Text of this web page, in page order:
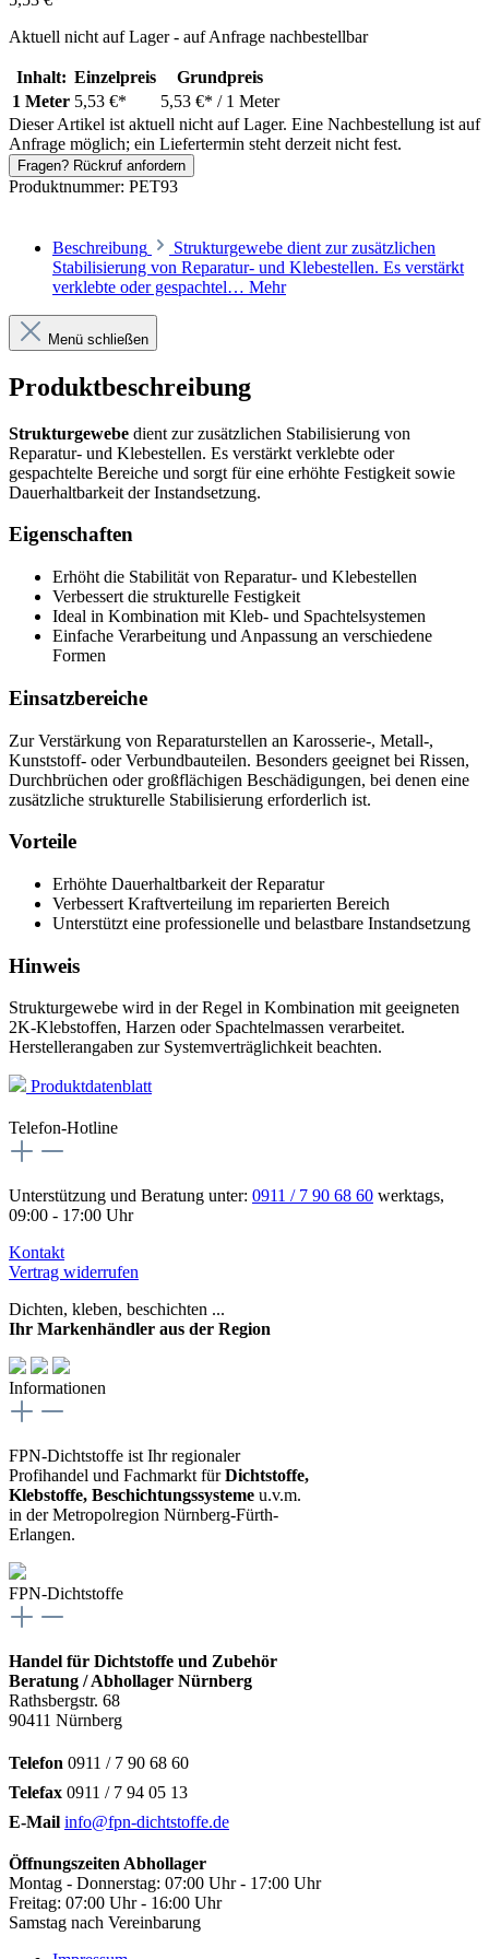
Aktuell nicht auf Lager - auf Anfrage nachbestellbar
Inhalt: Einzelpreis
Grundpreis
1 Meter 5,53 €* 5,53 €* / 1 Meter
Dieser Artikel ist aktuell nicht auf Lager. Eine Nachbestellung ist auf
Anfrage möglich; ein Liefertermin steht derzeit nicht fest.
Fragen? Rückruf anfordern
Produktnummer: PET93
Beschreibung
Strukturgewebe dient zur zusätzlichen
Stabilisierung von Reparatur- und Klebestellen. Es verstärkt
verklebte oder gespachtel… Mehr
Menü schließen
Produktbeschreibung
Strukturgewebe dient zur zusätzlichen Stabilisierung von
Reparatur- und Klebestellen. Es verstärkt verklebte oder
gespachtelte Bereiche und sorgt für eine erhöhte Festigkeit sowie
Dauerhaltbarkeit der Instandsetzung.
Eigenschaften
Erhöht die Stabilität von Reparatur- und Klebestellen
Verbessert die strukturelle Festigkeit
Ideal in Kombination mit Kleb- und Spachtelsystemen
Einfache Verarbeitung und Anpassung an verschiedene
Formen
Einsatzbereiche
Zur Verstärkung von Reparaturstellen an Karosserie-, Metall-,
Kunststoff- oder Verbundbauteilen. Besonders geeignet bei Rissen,
Durchbrüchen oder großflächigen Beschädigungen, bei denen eine
zusätzliche strukturelle Stabilisierung erforderlich ist.
Vorteile
Erhöhte Dauerhaltbarkeit der Reparatur
Verbessert Kraftverteilung im reparierten Bereich
Unterstützt eine professionelle und belastbare Instandsetzung
Hinweis
Strukturgewebe wird in der Regel in Kombination mit geeigneten
2K-Klebstoffen, Harzen oder Spachtelmassen verarbeitet.
Herstellerangaben zur Systemverträglichkeit beachten.
Produktdatenblatt
Telefon-Hotline
Unterstützung und Beratung unter: 0911 / 7 90 68 60 werktags,
09:00 - 17:00 Uhr
Kontakt
Vertrag widerrufen
Dichten, kleben, beschichten ...
Ihr Markenhändler aus der Region
Informationen
FPN-Dichtstoffe ist Ihr regionaler
Profihandel und Fachmarkt fürDichtstoffe,
Klebstoffe, Beschichtungssysteme u.v.m.
in der Metropolregion Nürnberg-Fürth-
Erlangen.
FPN-Dichtstoffe
Handel für Dichtstoffe und Zubehör
Beratung / Abhollager Nürnberg
Rathsbergstr. 68
90411 Nürnberg
Telefon 0911 / 7 90 68 60
Telefax 0911 / 7 94 05 13
E-Mail info@fpn-dichtstoffe.de
Öffnungszeiten Abhollager
Montag - Donnerstag: 07:00 Uhr - 17:00 Uhr
Freitag: 07:00 Uhr - 16:00 Uhr
Samstag nach Vereinbarung